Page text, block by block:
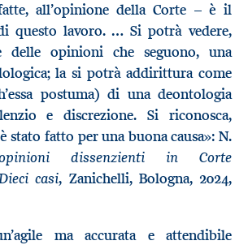
all’opinione della Corte – è il
questo lavoro. … Si potrà vedere,
delle opinioni che seguono, una
la si potrà addirittura come
postuma) di una deontologia
e discrezione. Si riconosca,
stato fatto per una buona causa»: N.
dissenzienti in Corte
casi, Zanichelli, Bologna, 2024,
ma accurata e attendibile